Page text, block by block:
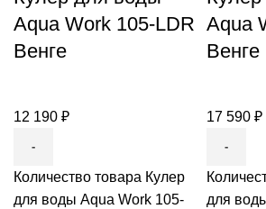
Aqua Work 105-LDR
Венге
12 190 ₽
Количество товара Кулер
для воды Aqua Work 105-
Aqua
Венге
17 590 ₽
для